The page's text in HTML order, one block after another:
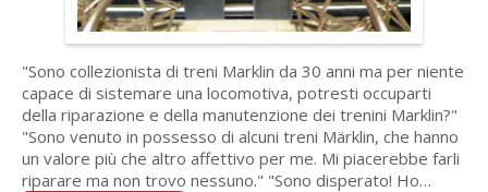
"Sono collezionista di treni Marklin da 30 anni ma per niente
capace di sistemare una locomotiva, potresti occuparti
della riparazione e della manutenzione dei trenini Marklin?"
"Sono venuto in possesso di alcuni treni Märklin, che hanno
un valore più che altro affettivo per me. Mi piacerebbe farli
riparare ma non trovo nessuno." "Sono disperato! Ho…